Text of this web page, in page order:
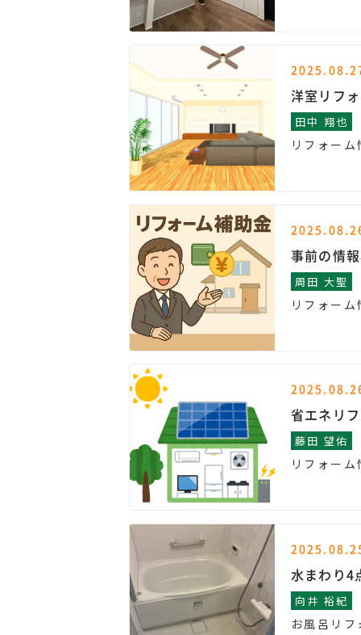
洋室リフ
田中 翔也
リフォーム
事前の情
周田 大聖
リフォーム
省エネリ
藤田 望佑
リフォーム
水まわり4
向井 裕紀
お風呂リ